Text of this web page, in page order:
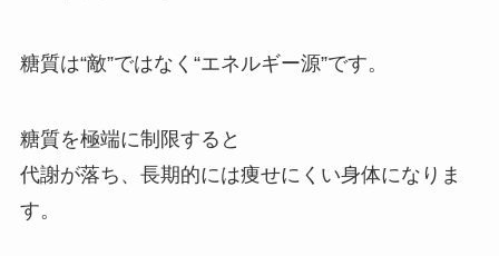
糖質は“敵”ではなく“エネルギー源”です。
糖質を極端に制限すると
代謝が落ち、長期的には痩せにくい身体になりま
す。